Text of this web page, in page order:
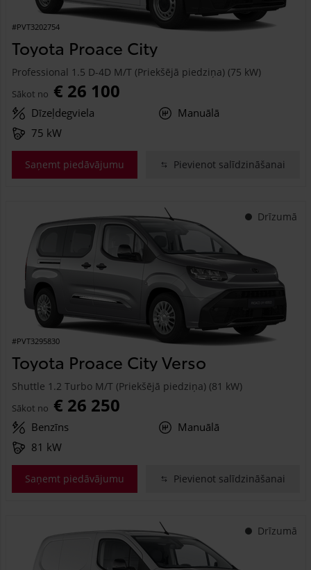
#PVT3202754
Toyota Proace City
Professional 1.5 D-4D M/T (Priekšējā piedziņa) (75 kW)
Sākot no € 26 100
Dīzeļdegviela
Manuālā
75 kW
Saņemt piedāvājumu Pievienot salīdzināšanai
Drīzumā
#PVT3295830
Toyota Proace City Verso
Shuttle 1.2 Turbo M/T (Priekšējā piedziņa) (81 kW)
Sākot no € 26 250
Benzīns
Manuālā
81 kW
Saņemt piedāvājumu Pievienot salīdzināšanai
Drīzumā